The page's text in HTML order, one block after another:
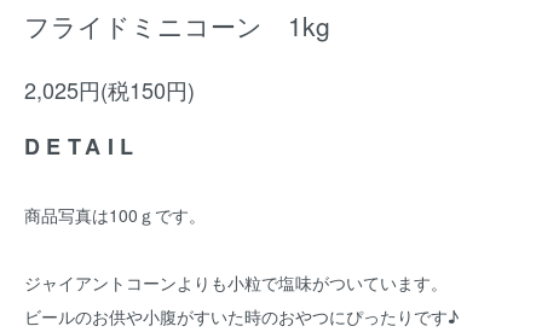
フライドミニコーン 1kg
2,025円(税150円)
DETAIL
商品写真は100ｇです。
ジャイアントコーンよりも小粒で塩味がついています。
ビールのお供や小腹がすいた時のおやつにぴったりです♪